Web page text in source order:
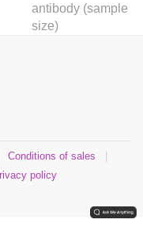
antibody (sample
size)
Conditions of sales
policy